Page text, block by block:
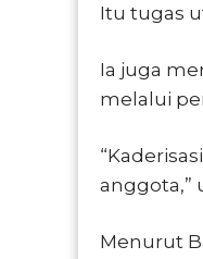
Itu tugas
Ia juga
melalui
anggota,”
Menurut